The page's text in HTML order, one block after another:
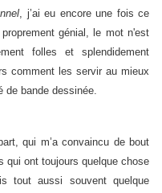
, j’ai eu encore une fois ce
génial, le mot n'est
folles et splendidement
comment les servir au mieux
de bande dessinée.
qui m’a convaincu de bout
qui ont toujours quelque chose
tout aussi souvent quelque